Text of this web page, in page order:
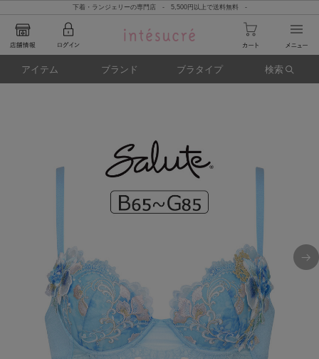
下着・ランジェリーの専門店 - 5,500円以上で送料無料 -
アイテム ブランド ブラタイプ 検索